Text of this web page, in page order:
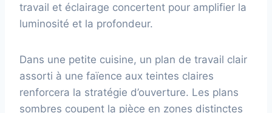
travail et éclairage concertent pour amplifier la
luminosité et la profondeur.
Dans une petite cuisine, un plan de travail clair
assorti à une faïence aux teintes claires
renforcera la stratégie d’ouverture. Les plans
sombres coupent la pièce en zones distinctes